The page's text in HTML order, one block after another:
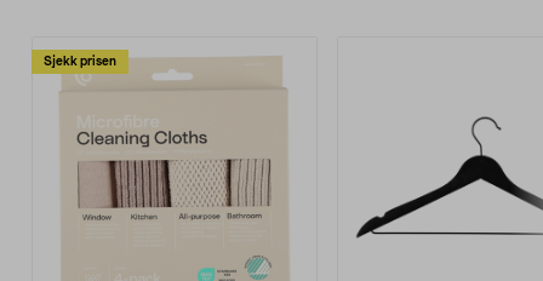
Sjekk prisen